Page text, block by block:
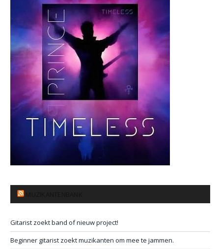
Gitarist zoekt band of nieuw project!
Beginner gitarist zoekt muzikanten om mee te jammen.